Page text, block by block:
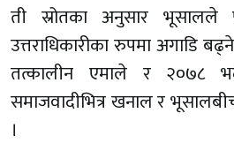
ती स्रोतका अनुसार
उत्तराधिकारीका रुपमा अगाडि
तत्कालीन एमाले र २०७८
समाजवादीभित्र खनाल र
।